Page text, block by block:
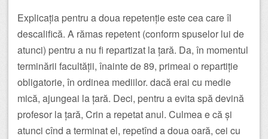
Explicația pentru a doua repetenție este cea care îl
descalifică. A rămas repetent (conform spuselor lui de
atunci) pentru a nu fi repartizat la țară. Da, în momentul
terminării facultății, înainte de 89, primeai o repartiție
obligatorie, în ordinea mediilor. dacă erai cu medie
mică, ajungeai la țară. Deci, pentru a evita spă devină
profesor la țară, Crin a repetat anul. Culmea e că și
atunci cînd a terminat el, repetînd a doua oară, cei cu